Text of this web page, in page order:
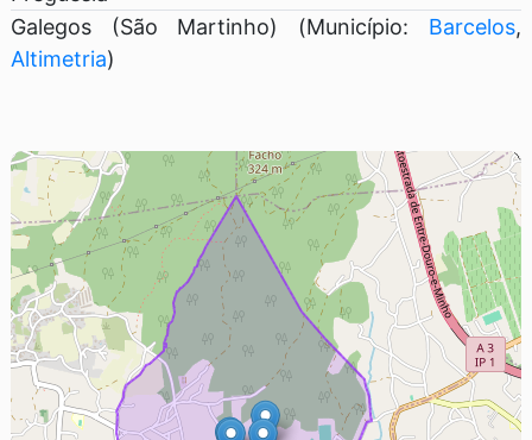
Galegos (São Martinho) (Município: Barcelos,
Altimetria)